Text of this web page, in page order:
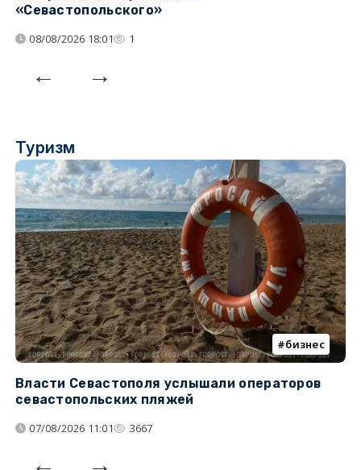
«Севастопольского»
08/08/2026 18:01 1
Туризм
бизнес
Власти Севастополя услышали операторов
севастопольских пляжей
07/08/2026 11:01 3667